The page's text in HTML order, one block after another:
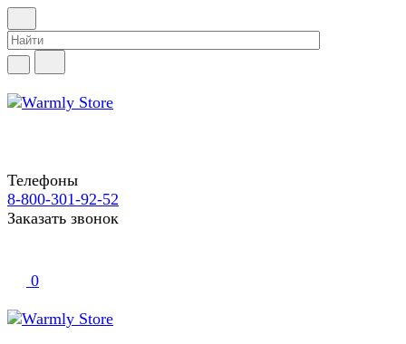
Телефоны
8-800-301-92-52
Заказать звонок
0